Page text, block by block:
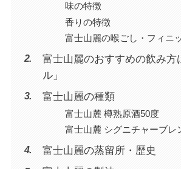
味の特徴
香りの特徴
富士山麗の喉ごし・フィニ
富士山麗のおすすめの飲み方
ル」
富士山麗の種類
富士山麓 樽熟原酒50度
富士山麓 シグニチャーブレ
富士山麗の蒸留所・歴史